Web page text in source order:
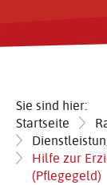
Sie sind hier:
Startseite
Hilfe zur
(Pflegegeld)